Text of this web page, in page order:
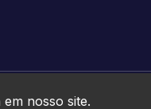
2026. All rights
nosso site.